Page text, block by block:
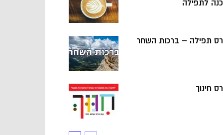
לתפילה
תפילה – ברכות השחר
חינוך